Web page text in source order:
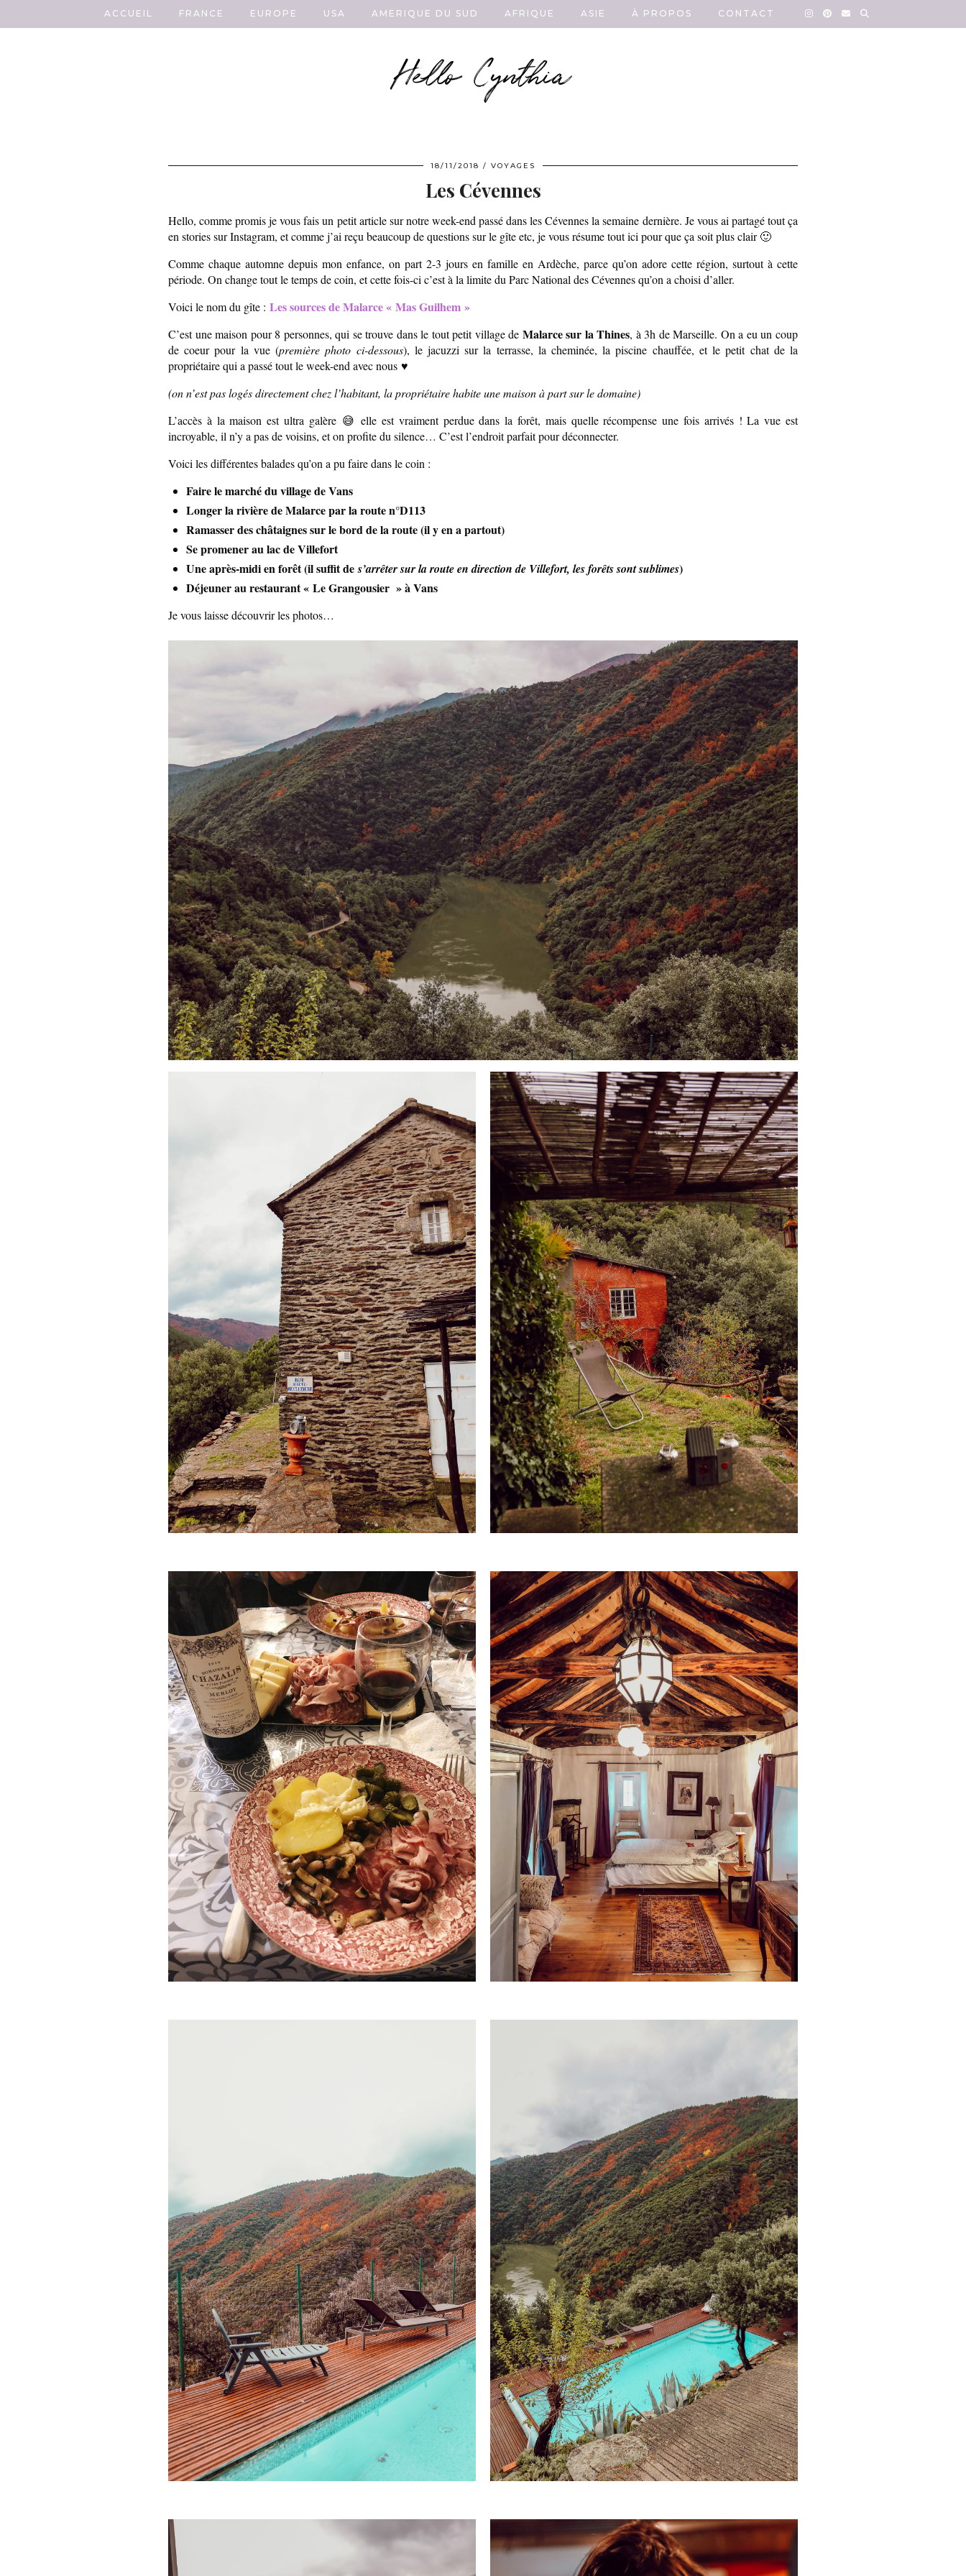
Hello Cynthia
ACCUEIL FRANCE EUROPE USA AMERIQUE DU SUD AFRIQUE ASIE À PROPOS CONTACT
18/11/2018 VOYAGES
Les Cévennes
Hello, comme promis je vous fais un petit article sur notre week-end passé dans les Cévennes la semaine dernière. Je vous ai partagé tout ça
en stories sur Instagram, et comme j’ai reçu beaucoup de questions sur le gîte etc, je vous résume tout ici pour que ça soit plus clair 🙂
Comme chaque automne depuis mon enfance, on part 2-3 jours en famille en Ardèche, parce qu’on adore cette région, surtout à cette
période. On change tout le temps de coin, et cette fois-ci c’est à la limite du Parc National des Cévennes qu’on a choisi d’aller.
Voici le nom du gîte : Les sources de Malarce « Mas Guilhem »
C’est une maison pour 8 personnes, qui se trouve dans le tout petit village de Malarce sur la Thines, à 3h de Marseille. On a eu un coup
de coeur pour la vue (première photo ci-dessous), le jacuzzi sur la terrasse, la cheminée, la piscine chauffée, et le petit chat de la
propriétaire qui a passé tout le week-end avec nous ♥
(on n’est pas logés directement chez l’habitant, la propriétaire habite une maison à part sur le domaine)
L’accès à la maison est ultra galère 😅 elle est vraiment perdue dans la forêt, mais quelle récompense une fois arrivés ! La vue est
incroyable, il n’y a pas de voisins, et on profite du silence… C’est l’endroit parfait pour déconnecter.
Voici les différentes balades qu’on a pu faire dans le coin :
Faire le marché du village de Vans
Longer la rivière de Malarce par la route n°D113
Ramasser des châtaignes sur le bord de la route (il y en a partout)
Se promener au lac de Villefort
Une après-midi en forêt (il suffit des’arrêter sur la route en direction de Villefort, les forêts sont sublimes)
Déjeuner au restaurant « Le Grangousier » à Vans
Je vous laisse découvrir les photos…